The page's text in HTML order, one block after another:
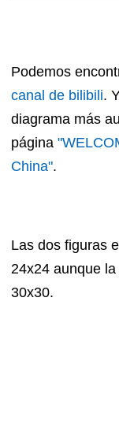
Podemos
canal de bilibili.
diagrama más
página
China".
Las dos figuras
24x24 aunque
30x30.